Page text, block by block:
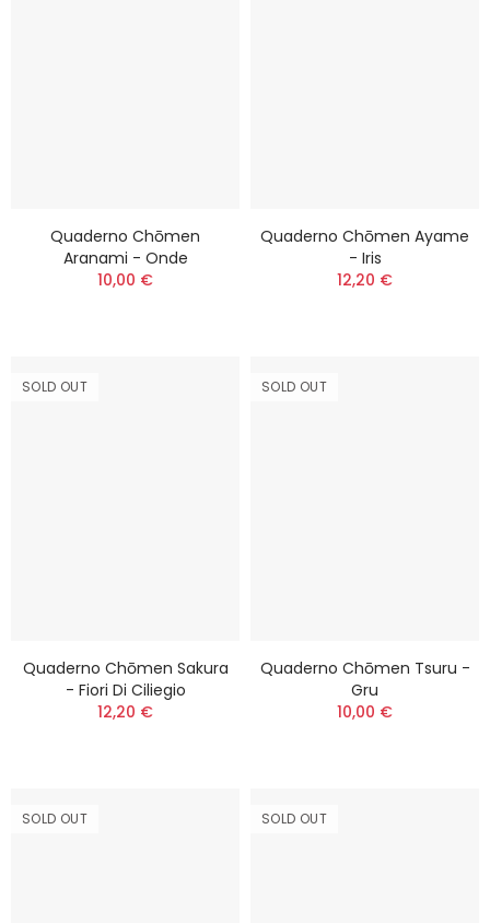
Quaderno Chōmen
Aranami - Onde
10,00 €
Quaderno Chōmen Ayame
- Iris
12,20 €
SOLD OUT
Quaderno Chōmen Sakura
- Fiori Di Ciliegio
12,20 €
SOLD OUT
Quaderno Chōmen Tsuru -
Gru
10,00 €
SOLD OUT SOLD OUT